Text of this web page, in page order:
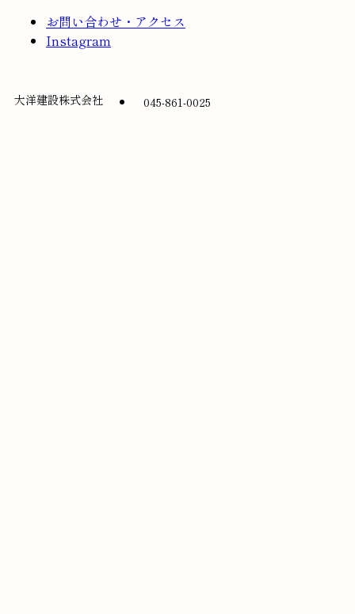
お問い合わせ・アクセス
Instagram
大洋建設株式会社 045-861-0025